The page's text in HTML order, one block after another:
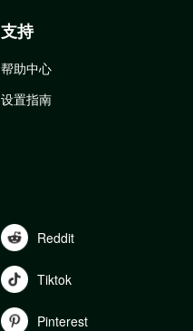
支持
帮助中心
设置指南
Reddit
Tiktok
Pinterest